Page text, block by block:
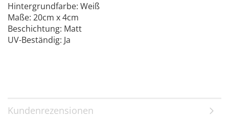
Hintergrundfarbe: Weiß
Maße: 20cm x 4cm
Beschichtung: Matt
UV-Beständig: Ja
Kundenrezensionen